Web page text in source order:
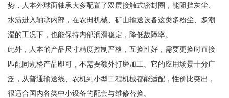
势，人本外球面轴承大多配置了双层接触式密封圈，能阻挡灰尘、
水渍进入轴承内部，在农田机械、矿山输送设备这类多粉尘、多潮
湿的工况下，也能保持内部润滑稳定，降低故障率。
此外，人本的产品尺寸精度控制严格，互换性好，需要更换时直接
匹配同规格产品即可，不需要额外打磨加工。它的应用场景十分广
泛，从普通输送线、农机到小型工程机械都能适配，性价比突出，
很适合国内各类中小设备的配套与维修替换。